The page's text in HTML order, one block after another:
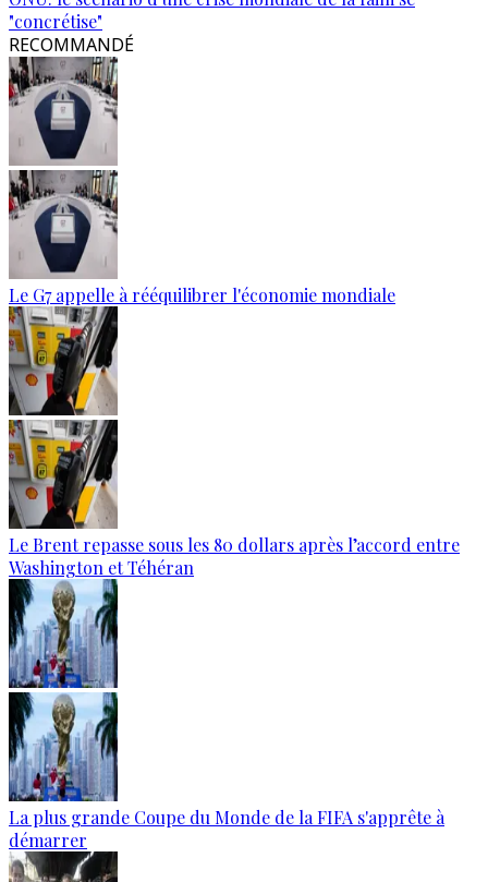
"concrétise"
RECOMMANDÉ
Le G7 appelle à rééquilibrer l'économie mondiale
Le Brent repasse sous les 80 dollars après l’accord entre
Washington et Téhéran
La plus grande Coupe du Monde de la FIFA s'apprête à
démarrer